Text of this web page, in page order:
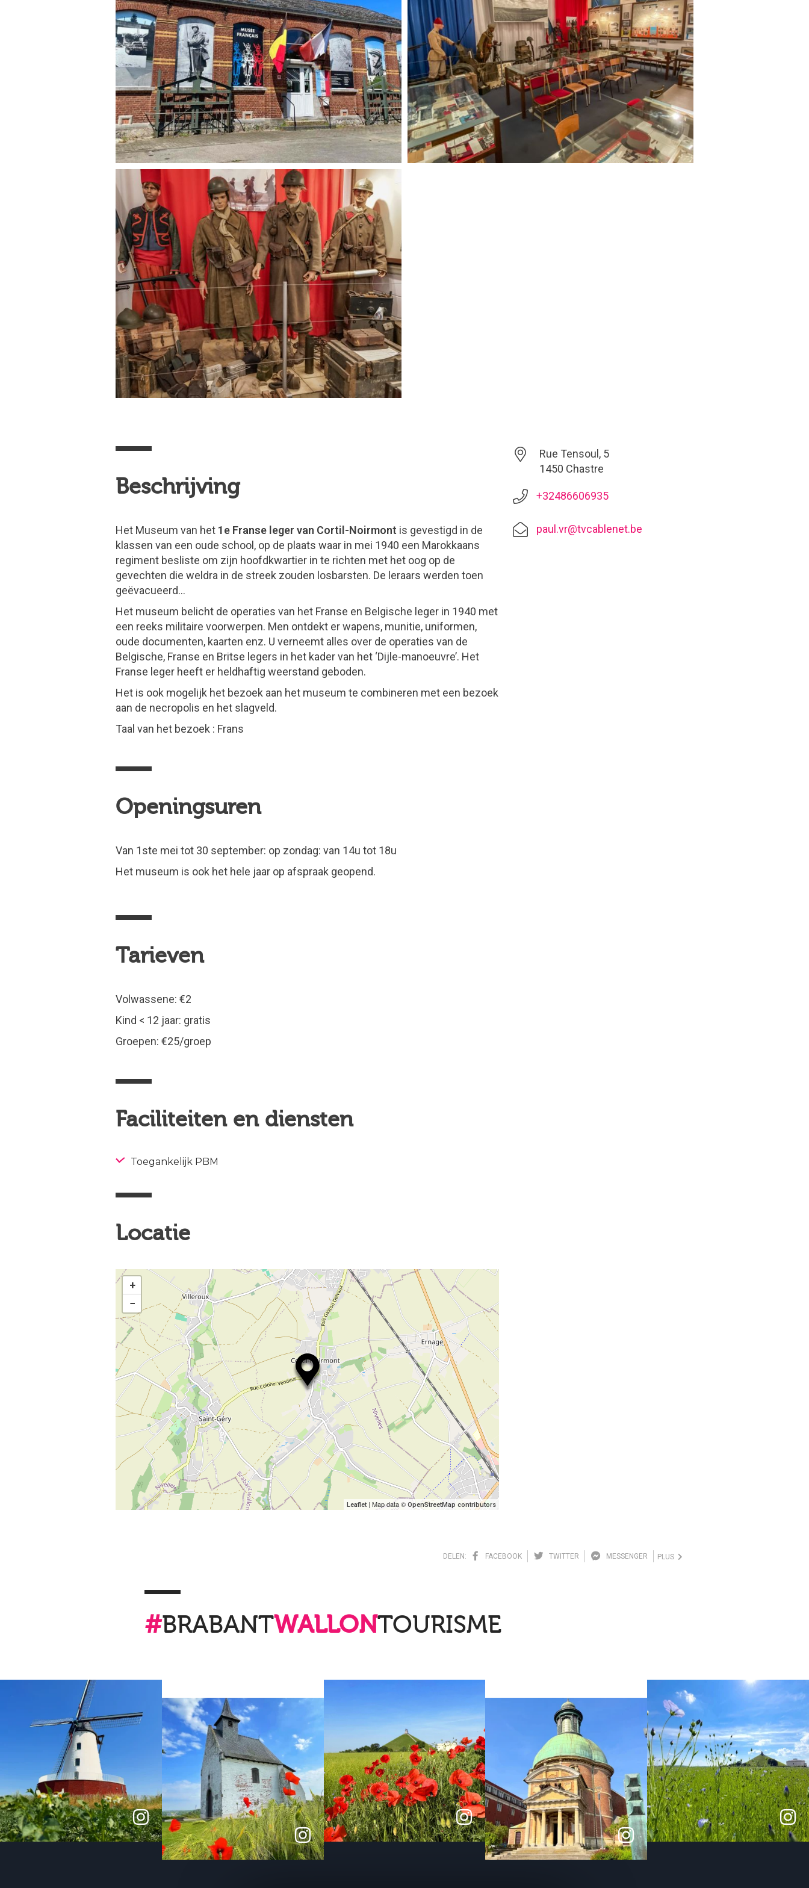
Beschrijving
Het Museum van het 1e Franse leger van Cortil-Noirmont is gevestigd in de
klassen van een oude school, op de plaats waar in mei 1940 een Marokkaans
regiment besliste om zijn hoofdkwartier in te richten met het oog op de
gevechten die weldra in de streek zouden losbarsten. De leraars werden toen
geëvacueerd…
Het museum belicht de operaties van het Franse en Belgische leger in 1940 met
een reeks militaire voorwerpen. Men ontdekt er wapens, munitie, uniformen,
oude documenten, kaarten enz. U verneemt alles over de operaties van de
Belgische, Franse en Britse legers in het kader van het ‘Dijle-manoeuvre’. Het
Franse leger heeft er heldhaftig weerstand geboden.
Het is ook mogelijk het bezoek aan het museum te combineren met een bezoek
aan de necropolis en het slagveld.
Taal van het bezoek : Frans
Openingsuren
Van 1ste mei tot 30 september: op zondag: van 14u tot 18u
Het museum is ook het hele jaar op afspraak geopend.
Tarieven
Volwassene: €2
Kind < 12 jaar: gratis
Groepen: €25/groep
Faciliteiten en diensten
Toegankelijk PBM
Locatie
+
−
Leaflet| Map data © OpenStreetMap contributors
Rue Tensoul, 5
1450 Chastre
+32486606935
paul.vr@tvcablenet.be
DELEN: FACEBOOK TWITTER MESSENGER PLUS
#BRABANTWALLONTOURISME